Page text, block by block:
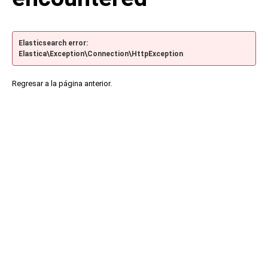
Elasticsearch error:
Elastica\Exception\Connection\HttpException
Regresar a la página anterior.